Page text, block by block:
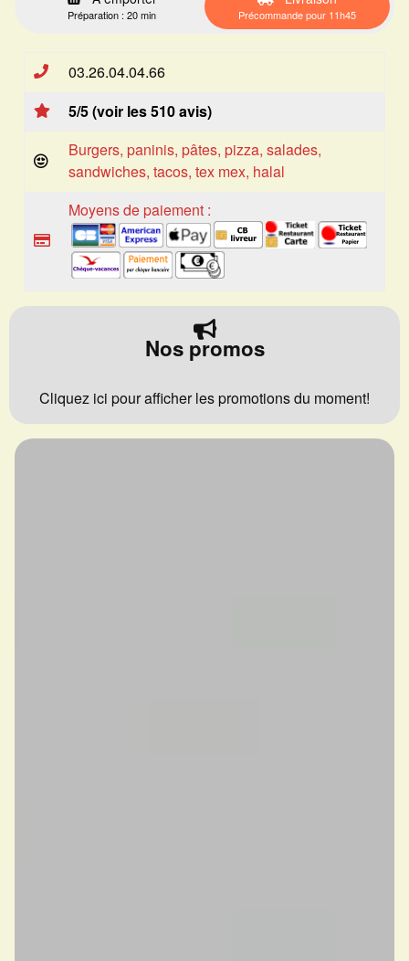
Préparation : 20 min Précommande pour 11h45
03.26.04.04.66
5/5 (voir les 510 avis)
Burgers, paninis, pâtes, pizza, salades,
sandwiches, tacos, tex mex, halal
Moyens de paiement :
Nos promos
Cliquez ici pour afficher les promotions du moment!